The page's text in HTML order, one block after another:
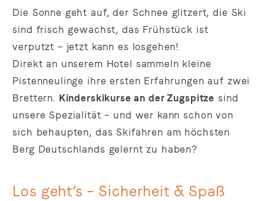
Die Sonne geht auf, der Schnee glitzert, die Ski
sind frisch gewachst, das Frühstück ist
verputzt – jetzt kann es losgehen!
Direkt an unserem Hotel sammeln kleine
Pistenneulinge ihre ersten Erfahrungen auf zwei
Brettern. Kinderskikurse an der Zugspitze sind
unsere Spezialität – und wer kann schon von
sich behaupten, das Skifahren am höchsten
Berg Deutschlands gelernt zu haben?
Los geht’s – Sicherheit & Spaß